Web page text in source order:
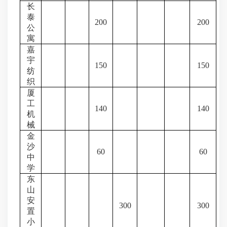
长
泰
公
寓
200 200
嘉
宇
纺
织
150 150
厦
工
机
械
140 140
金
沙
中
学
60 60
东
山
安
置
小
300 300